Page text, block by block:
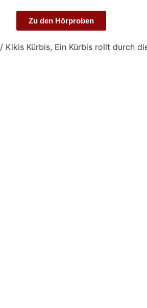
Zu den Hörproben
/ Kikis Kürbis, Ein Kürbis rollt durch